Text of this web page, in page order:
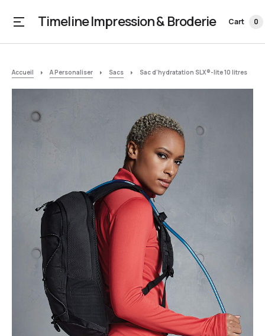
Timeline Impression & Broderie Cart 0
Accueil A Personaliser Sacs Sac d’hydratation SLX®-lite 10 litres